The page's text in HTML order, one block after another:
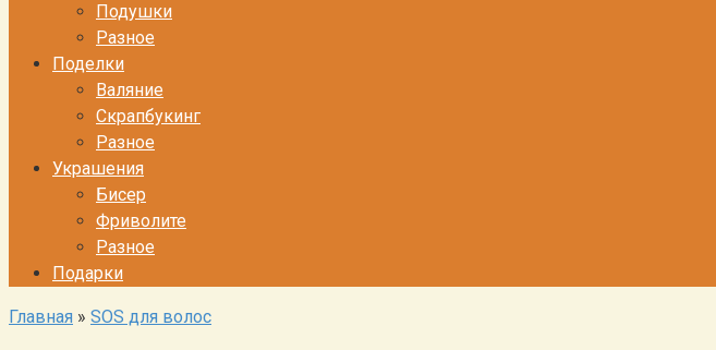
Подушки
Разное
Поделки
Валяние
Скрапбукинг
Разное
Украшения
Бисер
Фриволите
Разное
Подарки
Главная » SOS для волос